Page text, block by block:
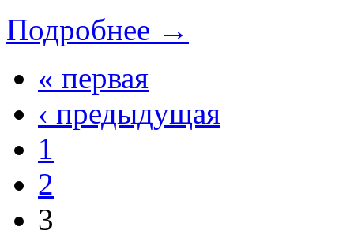
Подробнее →
« первая
‹ предыдущая
1
2
3